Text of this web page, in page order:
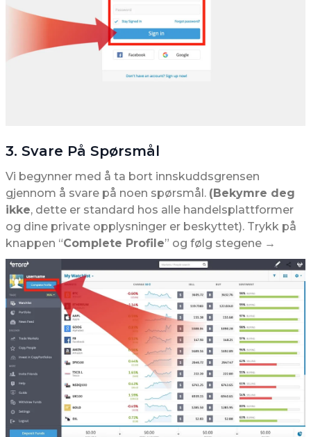
3. Svare På Spørsmål
Vi begynner med å ta bort innskuddsgrensen
gjennom å svare på noen spørsmål. (Bekymre deg
ikke, dette er standard hos alle handelsplattformer
og dine private opplysninger er beskyttet). Trykk på
knappen “Complete Profile” og følg stegene →